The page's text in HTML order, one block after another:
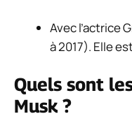
Avec l’actrice
à 2017). Elle
Quels sont
Musk ?